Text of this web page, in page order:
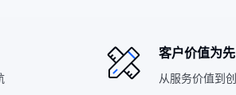
客户价值为先
从服务价值到